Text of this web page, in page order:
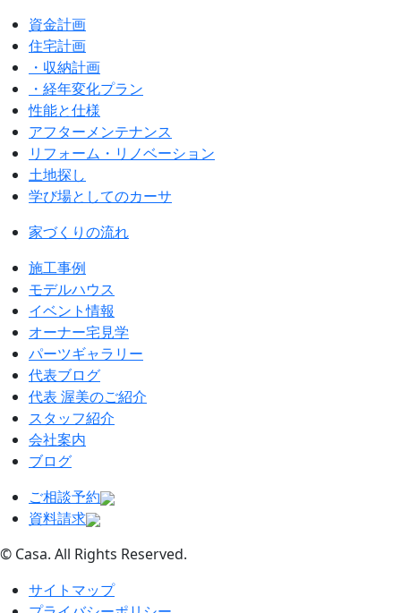
資金計画
住宅計画
・収納計画
・経年変化プラン
性能と仕様
アフターメンテナンス
リフォーム・リノベーション
土地探し
学び場としてのカーサ
家づくりの流れ
施工事例
モデルハウス
イベント情報
オーナー宅見学
パーツギャラリー
代表ブログ
代表 渥美のご紹介
スタッフ紹介
会社案内
ブログ
ご相談予約
資料請求
© Casa. All Rights Reserved.
サイトマップ